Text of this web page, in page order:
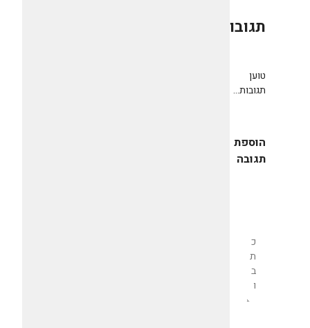
תגובות
טוען
תגובות...
הוספת
תגובה